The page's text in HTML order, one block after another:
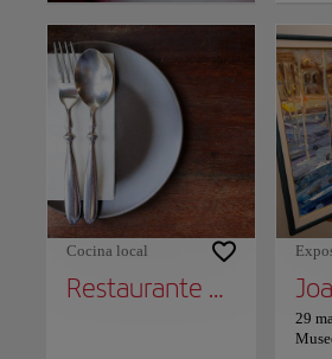
Cocina local
Restaurante Alborán
29